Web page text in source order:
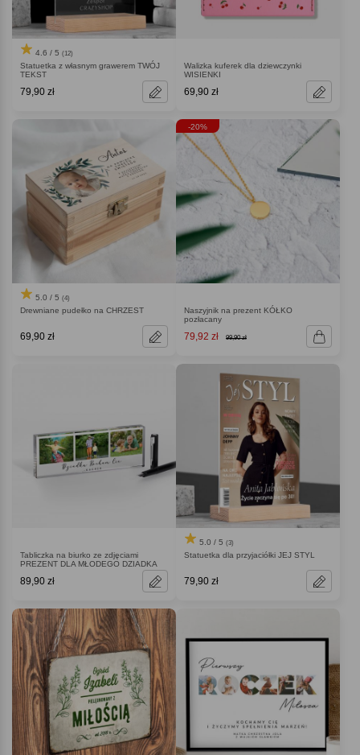
4.6 / 5 (12)
Statuetka z własnym grawerem TWÓJ
TEKST
79,90 zł
Walizka kuferek dla dziewczynki
WISIENKI
69,90 zł
5.0 / 5 (4)
Drewniane pudełko na CHRZEST
69,90 zł
-20%
Naszyjnik na prezent KÓŁKO
pozłacany
79,92 zł 99,90 zł
Tabliczka na biurko ze zdjęciami
PREZENT DLA MŁODEGO DZIADKA
89,90 zł
5.0 / 5 (3)
Statuetka dla przyjaciółki JEJ STYL
79,90 zł